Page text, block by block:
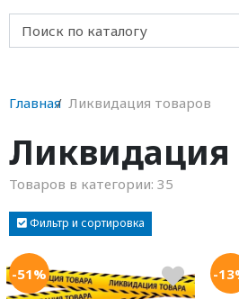
Главная Ликвидация товаров
Ликвидация
Товаров в категории: 35
Фильтр и сортировка
-51% -